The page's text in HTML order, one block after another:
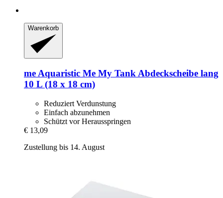
Warenkorb
me Aquaristic Me My Tank Abdeckscheibe lang
10 L (18 x 18 cm)
Reduziert Verdunstung
Einfach abzunehmen
Schützt vor Herausspringen
€ 13,09
Zustellung bis 14. August